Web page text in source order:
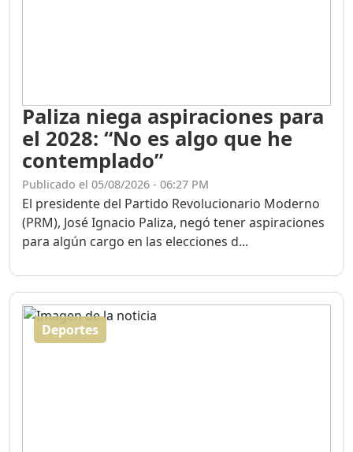
Paliza niega aspiraciones para
el 2028: “No es algo que he
contemplado”
Publicado el 05/08/2026 - 06:27 PM
El presidente del Partido Revolucionario Moderno
(PRM), José Ignacio Paliza, negó tener aspiraciones
para algún cargo en las elecciones d...
Deportes